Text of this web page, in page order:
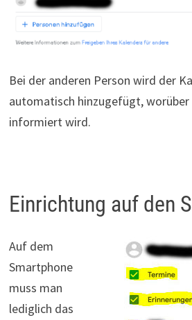
Bei der anderen Person wird der
automatisch hinzugefügt, worüber
informiert wird.
Einrichtung auf den
Auf dem
Smartphone
muss man
lediglich das